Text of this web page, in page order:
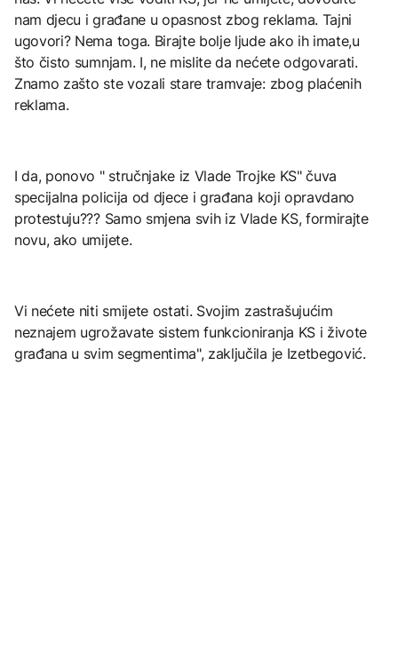
nam djecu i građane u opasnost zbog reklama. Tajni
ugovori? Nema toga. Birajte bolje ljude ako ih imate,u
što čisto sumnjam. I, ne mislite da nećete odgovarati.
Znamo zašto ste vozali stare tramvaje: zbog plaćenih
reklama.
I da, ponovo " stručnjake iz Vlade Trojke KS" čuva
specijalna policija od djece i građana koji opravdano
protestuju??? Samo smjena svih iz Vlade KS, formirajte
novu, ako umijete.
Vi nećete niti smijete ostati. Svojim zastrašujućim
neznajem ugrožavate sistem funkcioniranja KS i živote
građana u svim segmentima", zaključila je Izetbegović.